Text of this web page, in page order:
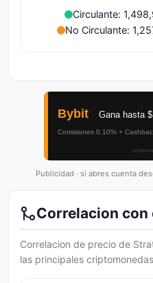
Circulante:
No Circulante:
Publicidad · si abres cuenta
Correlacion con
Correlacion de precio de
las principales